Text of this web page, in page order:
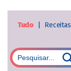
Tudo Receitas